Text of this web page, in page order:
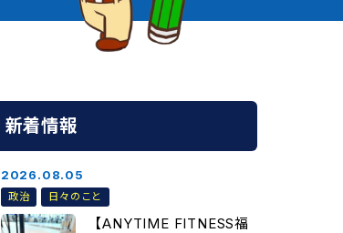
新着情報
2026.08.05
政治 日々のこと
【ANYTIME FITNESS福